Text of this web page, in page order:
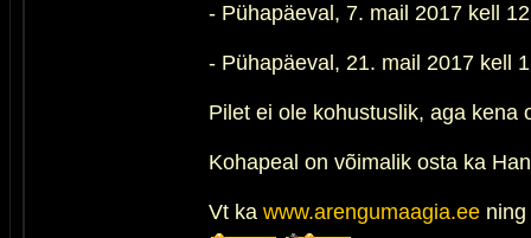
- Pühapäeval, 7. mail 2017 kell
- Pühapäeval, 21. mail 2017 kell
Pilet ei ole kohustuslik, aga kena
Kohapeal on võimalik osta ka
Vt ka www.arengumaagia.ee ning